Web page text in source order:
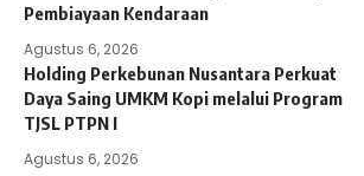
Pembiayaan Kendaraan
Agustus 6, 2026
Holding Perkebunan Nusantara Perkuat
Daya Saing UMKM Kopi melalui Program
TJSL PTPN I
Agustus 6, 2026